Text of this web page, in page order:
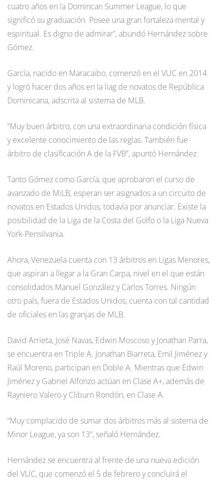
cuatro años en la Domincan Summer League, lo que
significó su graduación. Posee una gran fortaleza mental y
espiritual. Es digno de admirar”, abundó Hernández sobre
Gómez.
García, nacido en Maracaibo, comenzó en el VUC en 2014
y logró hacer dos años en la liag de novatos de República
Dominicana, adscrita al sistema de MLB.
“Muy buen árbitro, con una extraordinaria condición física
y excelente conocimiento de las reglas. También fue
árbitro de clasificación A de la FVB”, apuntó Hernández.
Tanto Gómez como García, que aprobaron el curso de
avanzado de MiLB, esperan ser asignados a un circuito de
novatos en Estados Unidos, todavía por anunciar. Existe la
posibilidad de la Liga de la Costa del Golfo o la Liga Nueva
York-Pensilvania.
Ahora, Venezuela cuenta con 13 árbitros en Ligas Menores,
que aspiran a llegar a la Gran Carpa, nivel en el que están
consolidados Manuel González y Carlos Torres. Ningún
otro país, fuera de Estados Unidos, cuenta con tal cantidad
de oficiales en las granjas de MLB.
David Arrieta, José Navas, Edwin Moscoso y Jonathan Parra,
se encuentra en Triple A. Jonathan Biarreta, Emil Jiménez y
Raúl Moreno, participan en Doble A. Mientras que Edwin
Jiménez y Gabriel Alfonzo actúan en Clase A+, además de
Rayniero Valero y Cliburn Rondón, en Clase A.
“Muy complacido de sumar dos árbitros más al sistema de
Minor League, ya son 13”, señaló Hernández.
Hernández se encuentra al frente de una nueva edición
del VUC, que comenzó el 5 de febrero y concluirá el